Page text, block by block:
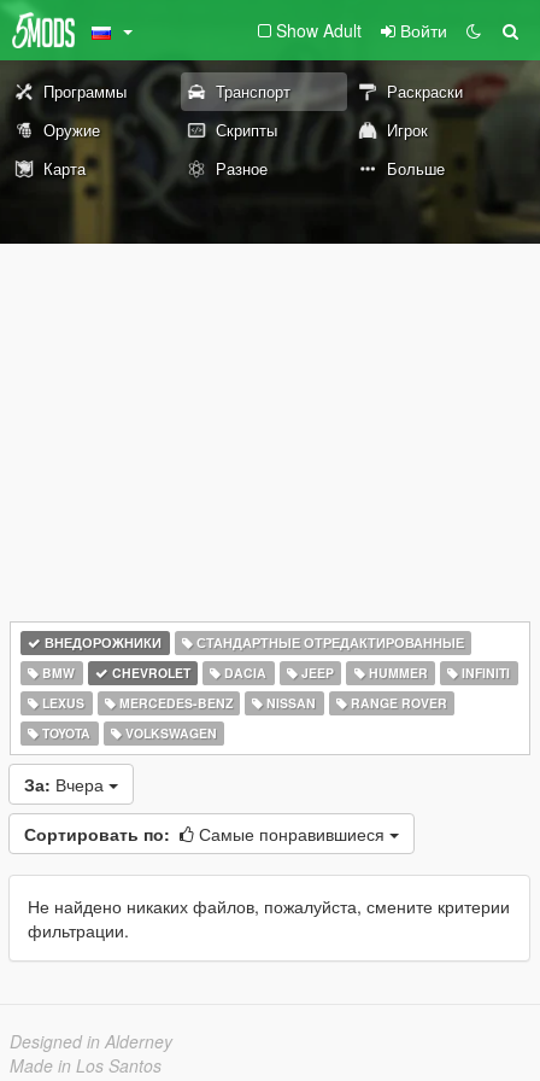
Show Adult Войти
Программы Транспорт
Раскраски
Оружие
Скрипты
Игрок
Карта
Разное Больше
ВНЕДОРОЖНИКИ
СТАНДАРТНЫЕ ОТРЕДАКТИРОВАННЫЕ
BMW
CHEVROLET DACIA JEEP HUMMER
INFINITI
LEXUS
MERCEDES-BENZ NISSAN
RANGE ROVER
TOYOTA
VOLKSWAGEN
За: Вчера
Сортировать по: Самые понравившиеся
Не найдено никаких файлов, пожалуйста, смените критерии
фильтрации.
Designed in Alderney
Made in Los Santos